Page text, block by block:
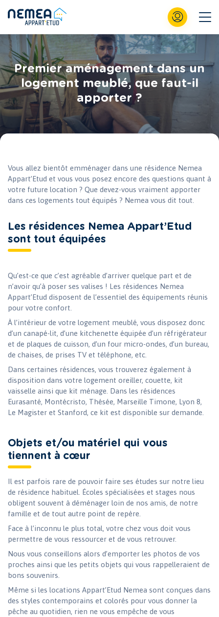
Premier aménagement dans un
logement meublé, que faut-il
apporter ?
Vous allez bientôt emménager dans une résidence Nemea
Appart’Etud et vous vous posez encore des questions quant à
votre future location ? Que devez-vous vraiment apporter
dans ces logements tout équipés ? Nemea vous dit tout.
Les résidences Nemea Appart’Etud
sont tout équipées
Qu’est-ce que c’est agréable d’arriver quelque part et de
n’avoir qu’à poser ses valises ! Les résidences Nemea
Appart’Etud disposent de l’essentiel des équipements réunis
pour votre confort.
À l’intérieur de votre logement meublé, vous disposez donc
d’un canapé-lit, d’une kitchenette équipée d’un réfrigérateur
et de plaques de cuisson, d’un four micro-ondes, d’un bureau,
de chaises, de prises TV et téléphone, etc.
Dans certaines résidences, vous trouverez également à
disposition dans votre logement oreiller, couette, kit
vaisselle ainsi que kit ménage. Dans les résidences
Eurasanté, Montécristo, Thésée, Marseille Timone, Lyon 8,
Le Magister et Stanford, ce kit est disponible sur demande.
Objets et/ou matériel qui vous
tiennent à cœur
Il est parfois rare de pouvoir faire ses études sur notre lieu
de résidence habituel. Écoles spécialisées et stages nous
obligent souvent à déménager loin de nos amis, de notre
famille et de tout autre point de repère.
Face à l’inconnu le plus total, votre chez vous doit vous
permettre de vous ressourcer et de vous retrouver.
Nous vous conseillons alors d’emporter les photos de vos
proches ainsi que les petits objets qui vous rappelleraient de
bons souvenirs.
Même si les locations Appart’Etud Nemea sont conçues dans
des styles contemporains et colorés pour vous donner la
pêche au quotidien, rien ne vous empêche de vous